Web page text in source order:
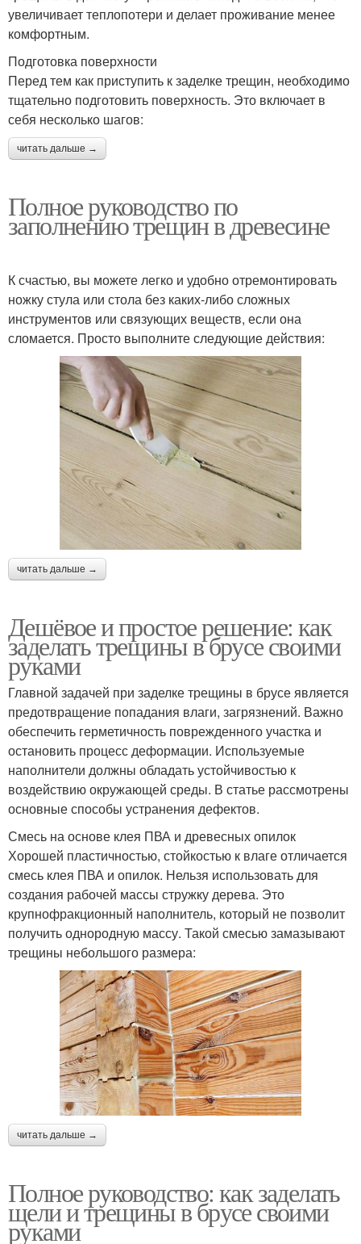
увеличивает теплопотери и делает проживание менее
комфортным.
Подготовка поверхности
Перед тем как приступить к заделке трещин, необходимо
тщательно подготовить поверхность. Это включает в
себя несколько шагов:
читать дальше →
Полное руководство по
заполнению трещин в древесине
К счастью, вы можете легко и удобно отремонтировать
ножку стула или стола без каких-либо сложных
инструментов или связующих веществ, если она
сломается. Просто выполните следующие действия:
читать дальше →
Дешёвое и простое решение: как
заделать трещины в брусе своими
руками
Главной задачей при заделке трещины в брусе является
предотвращение попадания влаги, загрязнений. Важно
обеспечить герметичность поврежденного участка и
остановить процесс деформации. Используемые
наполнители должны обладать устойчивостью к
воздействию окружающей среды. В статье рассмотрены
основные способы устранения дефектов.
Смесь на основе клея ПВА и древесных опилок
Хорошей пластичностью, стойкостью к влаге отличается
смесь клея ПВА и опилок. Нельзя использовать для
создания рабочей массы стружку дерева. Это
крупнофракционный наполнитель, который не позволит
получить однородную массу. Такой смесью замазывают
трещины небольшого размера:
читать дальше →
Полное руководство: как заделать
щели и трещины в брусе своими
руками